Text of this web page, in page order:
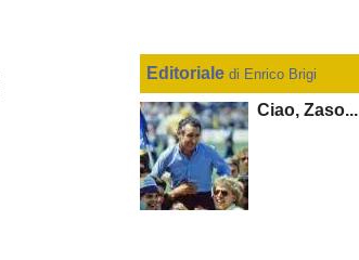
Editorialedi Enrico Brigi
Ciao, Zaso...